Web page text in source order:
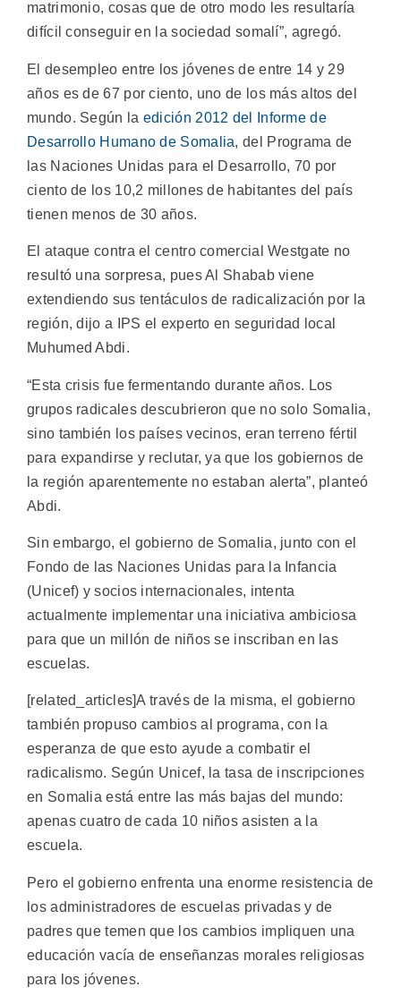
matrimonio, cosas que de otro modo les resultaría
difícil conseguir en la sociedad somalí”, agregó.
El desempleo entre los jóvenes de entre 14 y 29
años es de 67 por ciento, uno de los más altos del
mundo. Según la edición 2012 del Informe de
Desarrollo Humano de Somalia, del Programa de
las Naciones Unidas para el Desarrollo, 70 por
ciento de los 10,2 millones de habitantes del país
tienen menos de 30 años.
El ataque contra el centro comercial Westgate no
resultó una sorpresa, pues Al Shabab viene
extendiendo sus tentáculos de radicalización por la
región, dijo a IPS el experto en seguridad local
Muhumed Abdi.
“Esta crisis fue fermentando durante años. Los
grupos radicales descubrieron que no solo Somalia,
sino también los países vecinos, eran terreno fértil
para expandirse y reclutar, ya que los gobiernos de
la región aparentemente no estaban alerta”, planteó
Abdi.
Sin embargo, el gobierno de Somalia, junto con el
Fondo de las Naciones Unidas para la Infancia
(Unicef) y socios internacionales, intenta
actualmente implementar una iniciativa ambiciosa
para que un millón de niños se inscriban en las
escuelas.
[related_articles]A través de la misma, el gobierno
también propuso cambios al programa, con la
esperanza de que esto ayude a combatir el
radicalismo. Según Unicef, la tasa de inscripciones
en Somalia está entre las más bajas del mundo:
apenas cuatro de cada 10 niños asisten a la
escuela.
Pero el gobierno enfrenta una enorme resistencia de
los administradores de escuelas privadas y de
padres que temen que los cambios impliquen una
educación vacía de enseñanzas morales religiosas
para los jóvenes.